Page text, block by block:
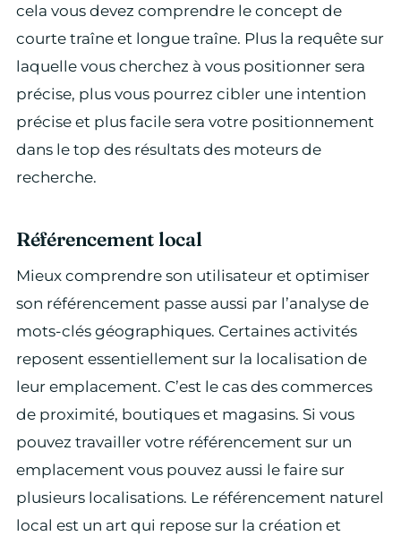
cela vous devez comprendre le concept de
courte traîne et longue traîne. Plus la requête sur
laquelle vous cherchez à vous positionner sera
précise, plus vous pourrez cibler une intention
précise et plus facile sera votre positionnement
dans le top des résultats des moteurs de
recherche.
Référencement local
Mieux comprendre son utilisateur et optimiser
son référencement passe aussi par l’analyse de
mots-clés géographiques. Certaines activités
reposent essentiellement sur la localisation de
leur emplacement. C’est le cas des commerces
de proximité, boutiques et magasins. Si vous
pouvez travailler votre référencement sur un
emplacement vous pouvez aussi le faire sur
plusieurs localisations. Le référencement naturel
local est un art qui repose sur la création et